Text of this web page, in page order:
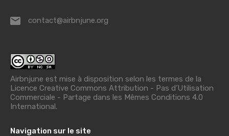
contact@airbnjune.org
Airbnjune est mise à disposition selon les termes de la
Licence Creative Commons Attribution - Pas d’Utilisation
Commerciale - Partage dans les Mêmes Conditions 4.0
International.
Navigation sur le site